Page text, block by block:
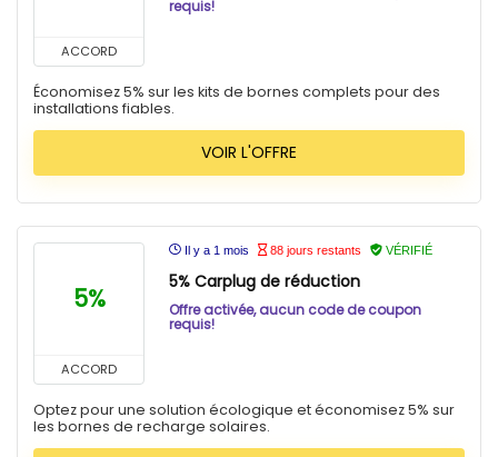
ACCORD
requis!
Économisez 5% sur les kits de bornes complets pour des
installations fiables.
VOIR L'OFFRE
5%
ACCORD
Il y a 1 mois 88 jours restants VÉRIFIÉ
5% Carplug de réduction
Offre activée, aucun code de coupon
requis!
Optez pour une solution écologique et économisez 5% sur
les bornes de recharge solaires.